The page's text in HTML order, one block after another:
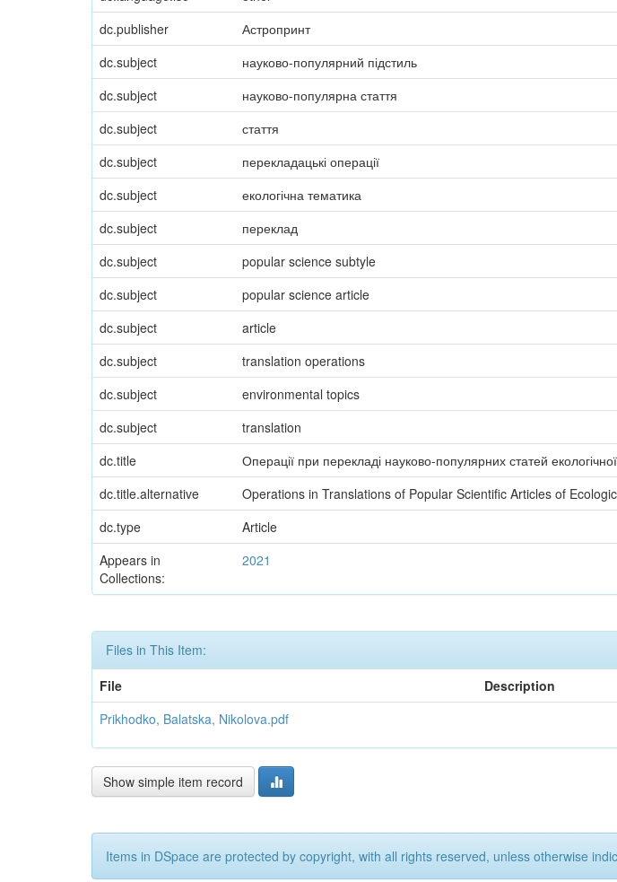
dc.publisher
Астропринт
dc.subject
науково-популярний підстиль
dc.subject
науково-популярна стаття
dc.subject
стаття
dc.subject
перекладацькі операції
dc.subject
екологічна тематика
dc.subject
переклад
dc.subject
popular science subtyle
dc.subject
popular science article
dc.subject
article
dc.subject
translation operations
dc.subject
environmental topics
dc.subject
translation
dc.title
Операції при перекладі науково-популярних статей
dc.title.alternative
Operations in Translations of Popular Scientific Articles of
dc.type
Article
Appears in
Collections:
2021
Files in This Item:
File
Description
Prikhodko, Balatska, Nikolova.pdf
Show simple item record
Items in DSpace are protected by copyright, with all rights reserved, unless otherwise